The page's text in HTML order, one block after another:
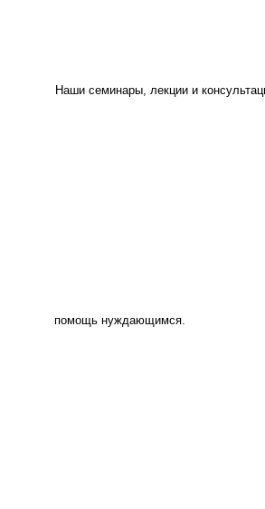
Наши семинары, лекции и
помощь нуждающимся.